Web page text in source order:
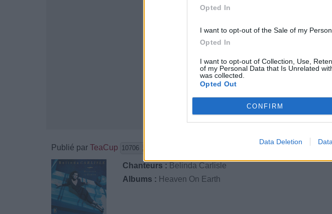
Opted In
I want to opt-out of the Sale of my
Opted In
I want to opt-out of Collection, Use,
of my Personal Data that Is Unrelated
was collected.
Opted Out
CONFIRM
Data Deletion
Publié par TeaCup 10706
Chanteurs : Belinda Carlisle
Albums : Heaven On Earth